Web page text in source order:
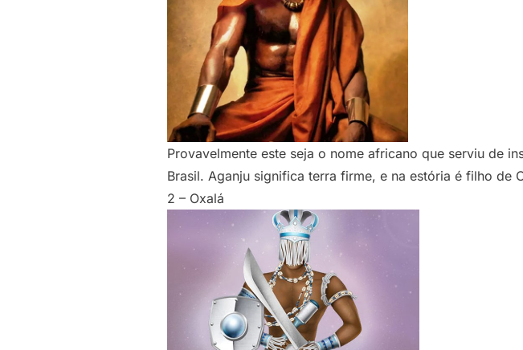
Provavelmente este seja o nome africano que serviu de
Brasil. Aganju significa terra firme, e na estória é filho de
2 – Oxalá